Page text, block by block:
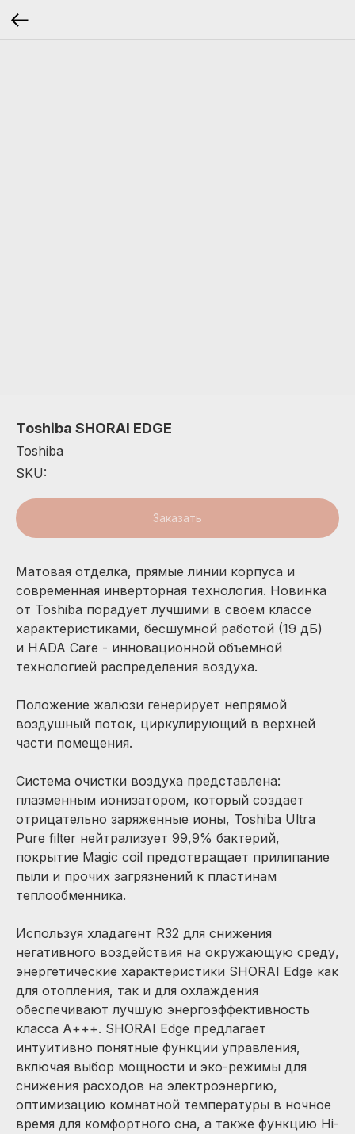
Toshiba SHORAI EDGE
Toshiba
SKU:
Заказать
Матовая отделка, прямые линии корпуса и
современная инверторная технология. Новинка
от Toshiba порадует лучшими в своем классе
характеристиками, бесшумной работой (19 дБ)
и HADA Care - инновационной объемной
технологией распределения воздуха.
Положение жалюзи генерирует непрямой
воздушный поток, циркулирующий в верхней
части помещения.
Cистема очистки воздуха представлена:
плазменным ионизатором, который создает
отрицательно заряженные ионы, Toshiba Ultra
Pure filter нейтрализует 99,9% бактерий,
покрытие Magic coil предотвращает прилипание
пыли и прочих загрязнений к пластинам
теплообменника.
Используя хладагент R32 для снижения
негативного воздействия на окружающую среду,
энергетические характеристики SHORAI Edge как
для отопления, так и для охлаждения
обеспечивают лучшую энергоэффективность
класса А+++. SHORAI Edge предлагает
интуитивно понятные функции управления,
включая выбор мощности и эко-режимы для
снижения расходов на электроэнергию,
оптимизацию комнатной температуры в ночное
время для комфортного сна, а также функцию Hi-